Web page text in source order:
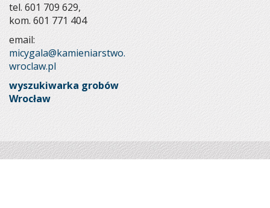
tel. 601 709 629,
kom. 601 771 404
email:
micygala@kamieniarstwo.
wroclaw.pl
wyszukiwarka grobów
Wrocław